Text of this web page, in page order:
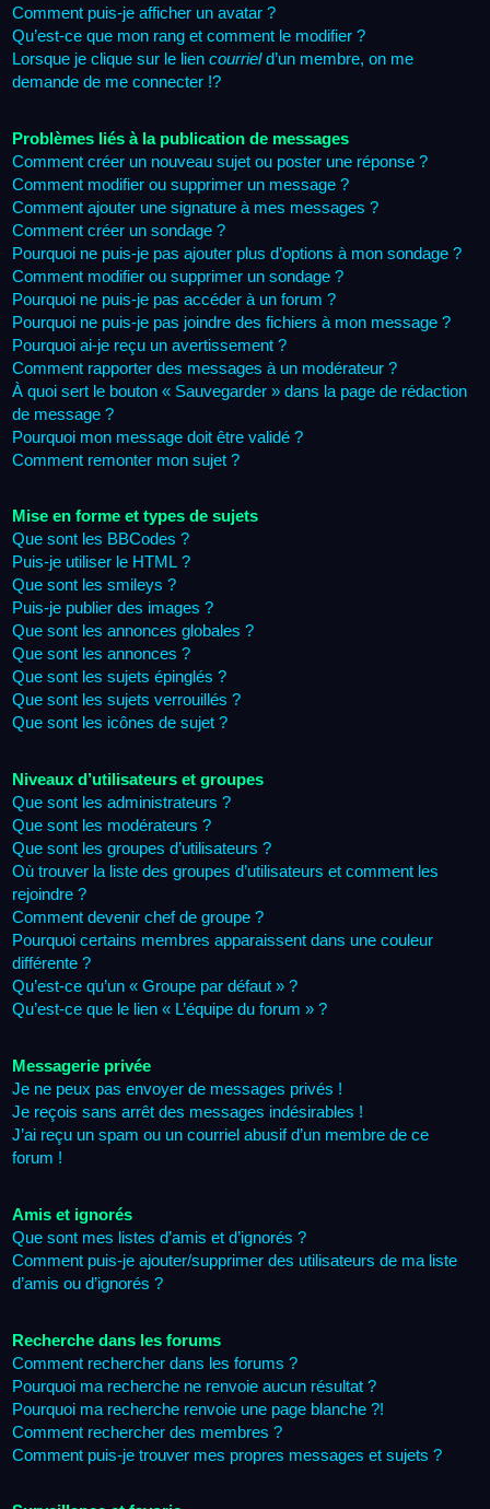
Comment puis-je afficher un avatar ?
Qu’est-ce que mon rang et comment le modifier ?
Lorsque je clique sur le lien courrield’un membre, on me
demande de me connecter !?
Problèmes liés à la publication de messages
Comment créer un nouveau sujet ou poster une réponse ?
Comment modifier ou supprimer un message ?
Comment ajouter une signature à mes messages ?
Comment créer un sondage ?
Pourquoi ne puis-je pas ajouter plus d’options à mon sondage ?
Comment modifier ou supprimer un sondage ?
Pourquoi ne puis-je pas accéder à un forum ?
Pourquoi ne puis-je pas joindre des fichiers à mon message ?
Pourquoi ai-je reçu un avertissement ?
Comment rapporter des messages à un modérateur ?
À quoi sert le bouton « Sauvegarder » dans la page de rédaction
de message ?
Pourquoi mon message doit être validé ?
Comment remonter mon sujet ?
Mise en forme et types de sujets
Que sont les BBCodes ?
Puis-je utiliser le HTML ?
Que sont les smileys ?
Puis-je publier des images ?
Que sont les annonces globales ?
Que sont les annonces ?
Que sont les sujets épinglés ?
Que sont les sujets verrouillés ?
Que sont les icônes de sujet ?
Niveaux d’utilisateurs et groupes
Que sont les administrateurs ?
Que sont les modérateurs ?
Que sont les groupes d’utilisateurs ?
Où trouver la liste des groupes d’utilisateurs et comment les
rejoindre ?
Comment devenir chef de groupe ?
Pourquoi certains membres apparaissent dans une couleur
différente ?
Qu’est-ce qu’un « Groupe par défaut » ?
Qu’est-ce que le lien « L’équipe du forum » ?
Messagerie privée
Je ne peux pas envoyer de messages privés !
Je reçois sans arrêt des messages indésirables !
J’ai reçu un spam ou un courriel abusif d’un membre de ce
forum !
Amis et ignorés
Que sont mes listes d’amis et d’ignorés ?
Comment puis-je ajouter/supprimer des utilisateurs de ma liste
d’amis ou d’ignorés ?
Recherche dans les forums
Comment rechercher dans les forums ?
Pourquoi ma recherche ne renvoie aucun résultat ?
Pourquoi ma recherche renvoie une page blanche ?!
Comment rechercher des membres ?
Comment puis-je trouver mes propres messages et sujets ?